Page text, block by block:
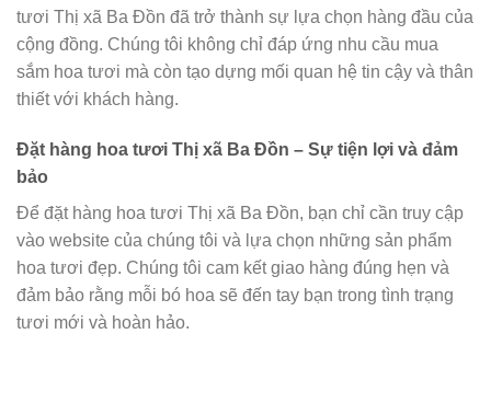
tươi Thị xã Ba Đồn đã trở thành sự lựa chọn hàng đầu của
cộng đồng. Chúng tôi không chỉ đáp ứng nhu cầu mua
sắm hoa tươi mà còn tạo dựng mối quan hệ tin cậy và thân
thiết với khách hàng.
Đặt hàng hoa tươi Thị xã Ba Đồn – Sự tiện lợi và đảm
bảo
Để đặt hàng hoa tươi Thị xã Ba Đồn, bạn chỉ cần truy cập
vào website của chúng tôi và lựa chọn những sản phẩm
hoa tươi đẹp. Chúng tôi cam kết giao hàng đúng hẹn và
đảm bảo rằng mỗi bó hoa sẽ đến tay bạn trong tình trạng
tươi mới và hoàn hảo.